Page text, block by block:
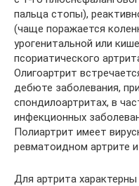
пальца стопы),
(чаще поражается
урогенитальной или
псориатического
Олигоартрит
дебюте заболевания,
спондилоартритах, в
инфекционных
Полиартрит имеет
ревматоидном артрите и
Для артрита